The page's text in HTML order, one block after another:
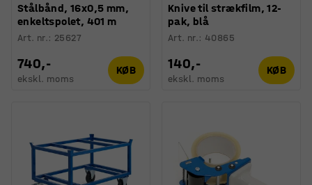
Stålbånd, 16x0,5 mm,
enkeltspolet, 401 m
Art. nr.: 25627
740,-
ekskl. moms
KØB
Knive til strækfilm, 12-
pak, blå
Art. nr.: 40865
140,-
ekskl. moms
KØB